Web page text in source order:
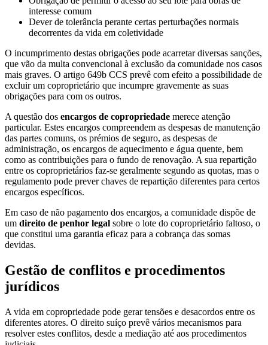
interesse comum
Dever de tolerância perante certas perturbações normais
decorrentes da vida em coletividade
O incumprimento destas obrigações pode acarretar diversas sanções,
que vão da multa convencional à exclusão da comunidade nos casos
mais graves. O artigo 649b CCS prevê com efeito a possibilidade de
excluir um coproprietário que incumpre gravemente as suas
obrigações para com os outros.
A questão dos encargos de copropriedade merece atenção
particular. Estes encargos compreendem as despesas de manutenção
das partes comuns, os prémios de seguro, as despesas de
administração, os encargos de aquecimento e água quente, bem
como as contribuições para o fundo de renovação. A sua repartição
entre os coproprietários faz-se geralmente segundo as quotas, mas o
regulamento pode prever chaves de repartição diferentes para certos
encargos específicos.
Em caso de não pagamento dos encargos, a comunidade dispõe de
um direito de penhor legal sobre o lote do coproprietário faltoso, o
que constitui uma garantia eficaz para a cobrança das somas
devidas.
Gestão de conflitos e procedimentos
jurídicos
A vida em copropriedade pode gerar tensões e desacordos entre os
diferentes atores. O direito suíço prevê vários mecanismos para
resolver estes conflitos, desde a mediação até aos procedimentos